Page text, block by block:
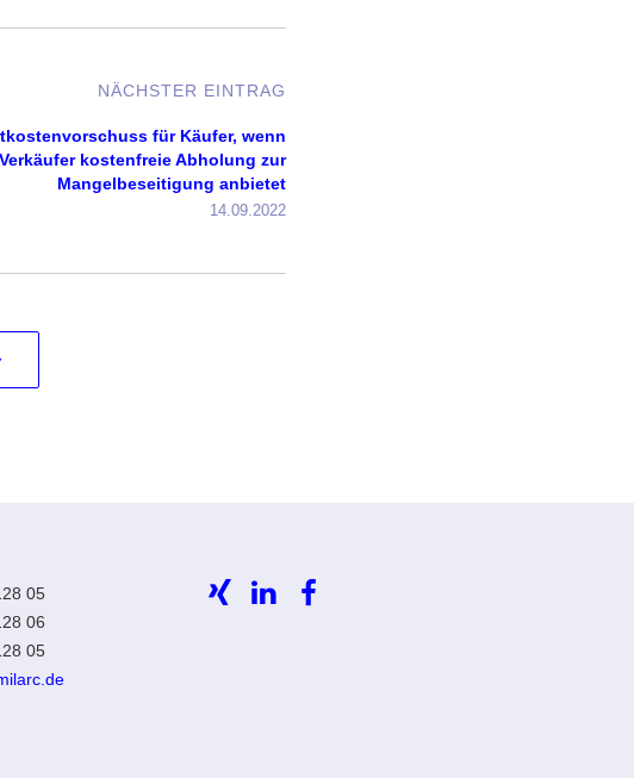
NÄCHSTER EINTRAG
für Käufer, wenn
Verkäufer kostenfreie Abholung zur
Mangelbeseitigung anbietet
14.09.2022
05
06
05